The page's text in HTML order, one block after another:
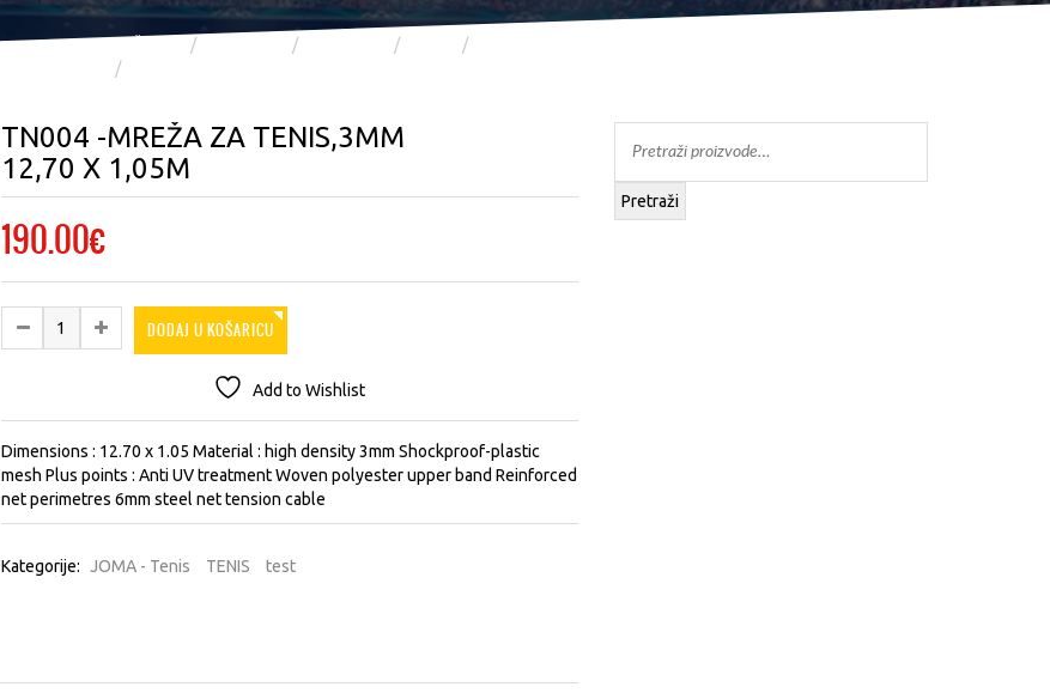
TN004 -MREŽA ZA TENIS,3MM
12,70 X 1,05M
190.00€
DODAJ U KOŠARICU
Add to Wishlist
Dimensions : 12.70 x 1.05 Material : high density 3mm Shockproof-plastic
mesh Plus points : Anti UV treatment Woven polyester upper band Reinforced
net perimetres 6mm steel net tension cable
Kategorije: JOMA - Tenis TENIS test
Pretraži